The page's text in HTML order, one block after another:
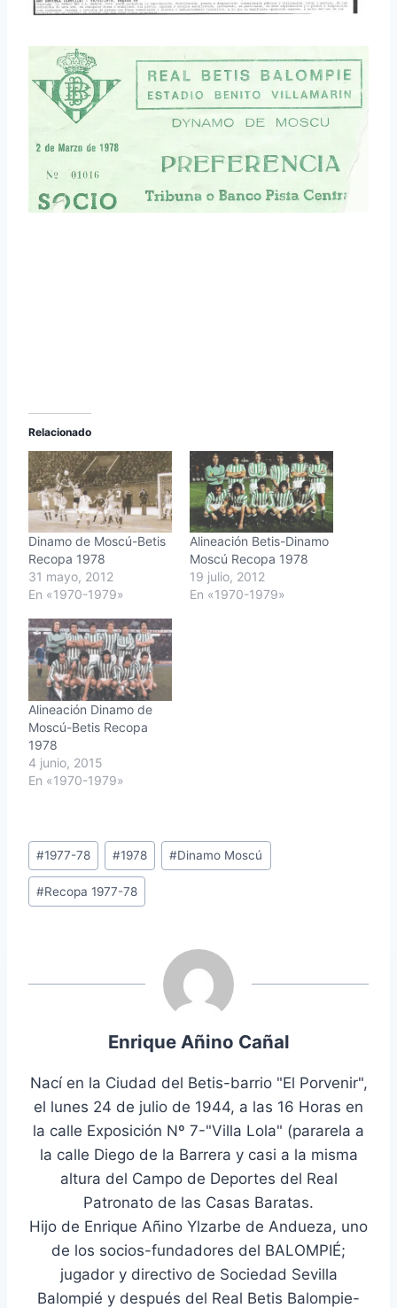
Relacionado
Dinamo de Moscú-Betis
Recopa 1978
31 mayo, 2012
En «1970-1979»
Alineación Betis-Dinamo
Moscú Recopa 1978
19 julio, 2012
En «1970-1979»
Alineación Dinamo de
Moscú-Betis Recopa
1978
4 junio, 2015
En «1970-1979»
Etiquetas
de
la
#1977-78 #1978 #Dinamo Moscú
#Recopa 1977-78
Enrique Añino Cañal
Nací en la Ciudad del Betis-barrio "El Porvenir",
el lunes 24 de julio de 1944, a las 16 Horas en
la calle Exposición Nº 7-"Villa Lola" (pararela a
la calle Diego de la Barrera y casi a la misma
altura del Campo de Deportes del Real
Patronato de las Casas Baratas.
Hijo de Enrique Añino Ylzarbe de Andueza, uno
de los socios-fundadores del BALOMPIÉ;
jugador y directivo de Sociedad Sevilla
Balompié y después del Real Betis Balompie-